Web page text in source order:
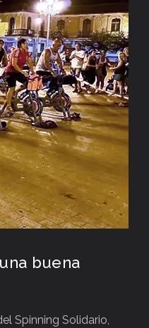
buena
Spinning Solidario,